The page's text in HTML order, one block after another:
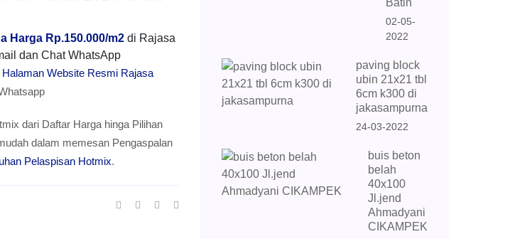
Harga Rp.150.000/m2 di Rajasa
dan Chat WhatsApp
Website Resmi Rajasa
dari Daftar Harga hinga Pilihan
dalam memesan Pengaspalan
Pelaspisan Hotmix.
Batin
02-05-
2022
paving block
ubin 21x21 tbl
6cm k300 di
jakasampurna
24-03-2022
buis beton
belah
40x100
Jl.jend
Ahmadyani
CIKAMPEK